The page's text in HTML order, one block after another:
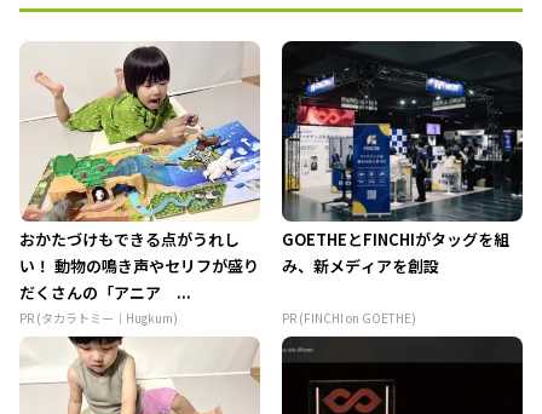
おかたづけもできる点がうれし
い！ 動物の鳴き声やセリフが盛り
だくさんの「アニア ...
PR (タカラトミー｜Hugkum)
GOETHEとFINCHIがタッグを組
み、新メディアを創設
PR (FINCHI on GOETHE)